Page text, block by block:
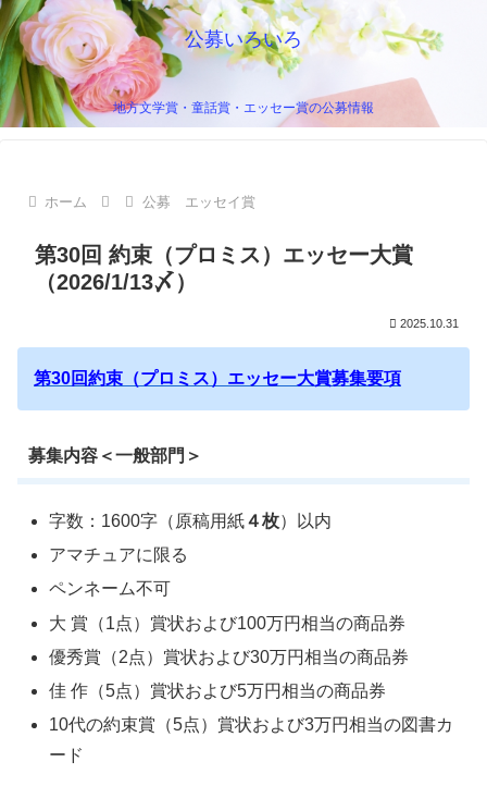
公募いろいろ
地方文学賞・童話賞・エッセー賞の公募情報
ホーム 公募 エッセイ賞
第30回 約束（プロミス）エッセー大賞
（2026/1/13〆）
2025.10.31
第30回約束（プロミス）エッセー大賞募集要項
募集内容＜一般部門＞
字数：1600字（原稿用紙４枚）以内
アマチュアに限る
ペンネーム不可
大 賞（1点）賞状および100万円相当の商品券
優秀賞（2点）賞状および30万円相当の商品券
佳 作（5点）賞状および5万円相当の商品券
10代の約束賞（5点）賞状および3万円相当の図書カ
ード